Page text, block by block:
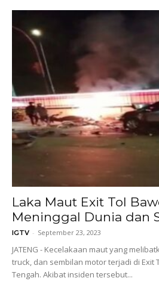
Laka Maut Exit Tol
Meninggal Dunia dan
IGTV - September 23, 2023
JATENG - Kecelakaan maut yang
truck, dan sembilan motor terjadi di Exit
Tengah. Akibat insiden tersebut...